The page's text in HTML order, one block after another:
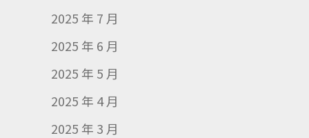
2025 年 7 月
2025 年 6 月
2025 年 5 月
2025 年 4 月
2025 年 3 月